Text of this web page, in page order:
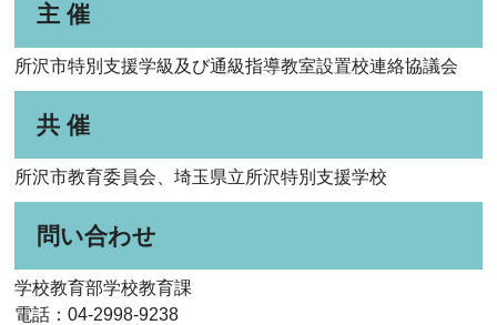
主 催
所沢市特別支援学級及び通級指導教室設置校連絡協議会
共 催
所沢市教育委員会、埼玉県立所沢特別支援学校
問い合わせ
学校教育部学校教育課
電話：04-2998‐9238